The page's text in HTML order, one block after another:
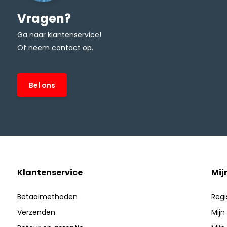
Vragen?
Ga naar klantenservice!
Of neem contact op.
Bel ons
Klantenservice
Betaalmethoden
Verzenden